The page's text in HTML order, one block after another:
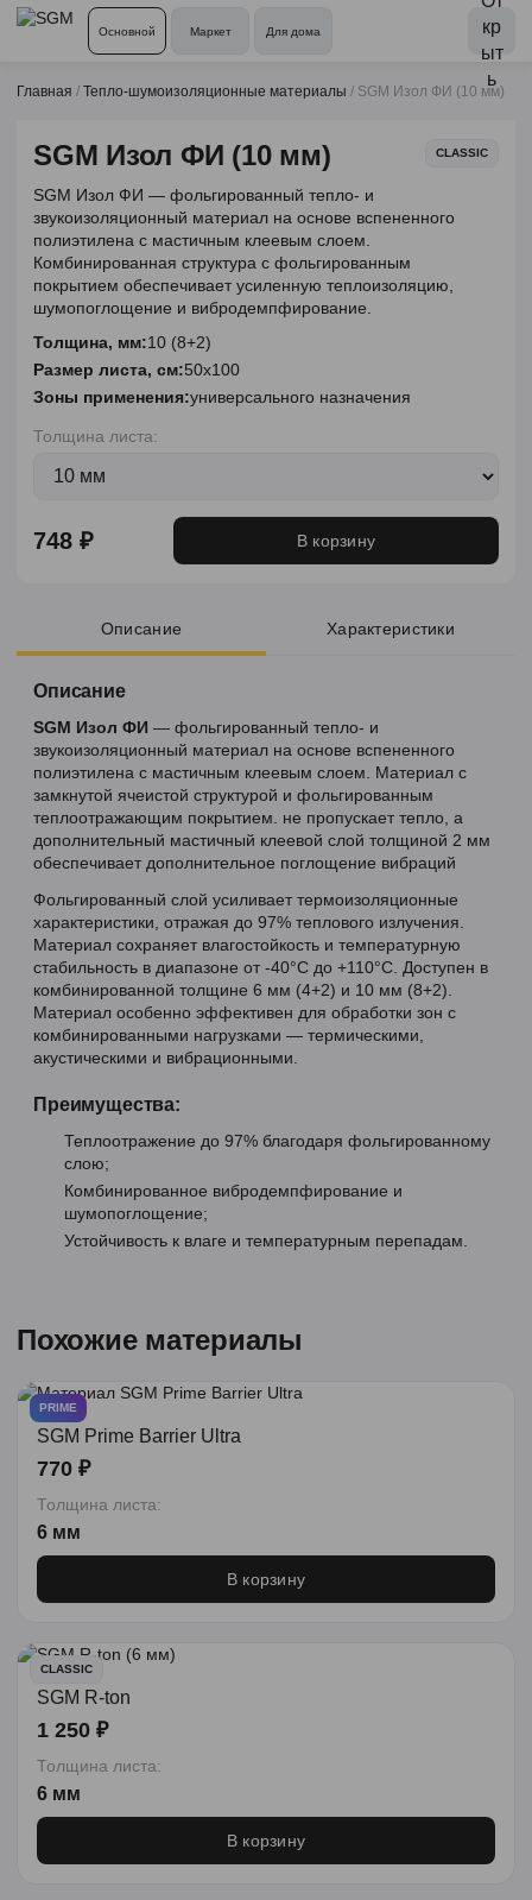
Основной Маркет Для дома
Главная / Тепло-шумоизоляционные материалы / SGM Изол ФИ (10 мм)
SGM Изол ФИ (10 мм) CLASSIC
SGM Изол ФИ — фольгированный тепло- и
звукоизоляционный материал на основе вспененного
полиэтилена с мастичным клеевым слоем.
Комбинированная структура с фольгированным
покрытием обеспечивает усиленную теплоизоляцию,
шумопоглощение и вибродемпфирование.
Толщина, мм:10 (8+2)
Размер листа, см:50х100
Зоны применения:универсального назначения
Толщина листа:
748 ₽ В корзину
Описание Характеристики
Описание
SGM Изол ФИ — фольгированный тепло- и
звукоизоляционный материал на основе вспененного
полиэтилена с мастичным клеевым слоем. Материал с
замкнутой ячеистой структурой и фольгированным
теплоотражающим покрытием. не пропускает тепло, а
дополнительный мастичный клеевой слой толщиной 2 мм
обеспечивает дополнительное поглощение вибраций
Фольгированный слой усиливает термоизоляционные
характеристики, отражая до 97% теплового излучения.
Материал сохраняет влагостойкость и температурную
стабильность в диапазоне от -40°C до +110°C. Доступен в
комбинированной толщине 6 мм (4+2) и 10 мм (8+2).
Материал особенно эффективен для обработки зон с
комбинированными нагрузками — термическими,
акустическими и вибрационными.
Преимущества:
Теплоотражение до 97% благодаря фольгированному
слою;
Комбинированное вибродемпфирование и
шумопоглощение;
Устойчивость к влаге и температурным перепадам.
Похожие материалы
PRIME
SGM Prime Barrier Ultra
770 ₽
Толщина листа:
6 мм
В корзину
CLASSIC
SGM R-ton
1 250 ₽
Толщина листа:
6 мм
В корзину